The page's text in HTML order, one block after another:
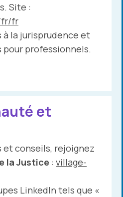
Site :
fr/fr
à la jurisprudence et
professionnels.
et
et conseils, rejoignez
la Justice : village-
LinkedIn tels que «